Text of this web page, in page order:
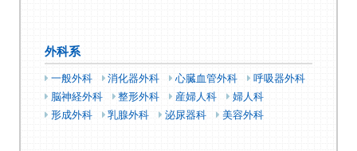
外科系
一般外科 消化器外科 心臓血管外科
呼吸器外科
脳神経外科
整形外科 産婦人科
婦人科
形成外科
乳腺外科 泌尿器科 美容外科